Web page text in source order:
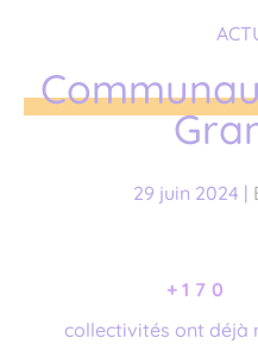
29 juin 2024 |
+170
collectivités ont déjà